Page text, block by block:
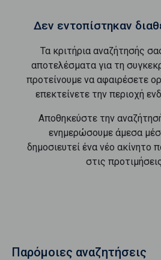
Δεν εντοπίστηκαν
Τα κριτήρια αναζήτησής
αποτελέσματα για τη
προτείνουμε να αφαιρέσετε
επεκτείνετε την περιοχή
Αποθηκεύστε την
ενημερώσουμε άμεσα
δημοσιευτεί ένα νέο ακίνητο
στις
Παρόμοιες αναζητήσεις